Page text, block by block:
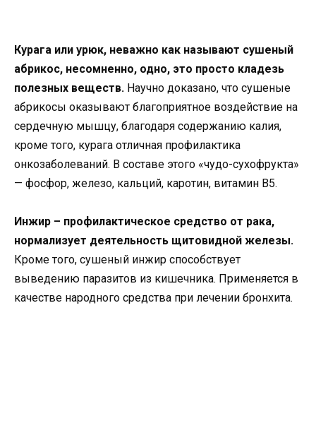
Курага или урюк, неважно как называют сушеный
абрикос, несомненно, одно, это просто кладезь
полезных веществ. Научно доказано, что сушеные
абрикосы оказывают благоприятное воздействие на
сердечную мышцу, благодаря содержанию калия,
кроме того, курага отличная профилактика
онкозаболеваний. В составе этого «чудо-сухофрукта»
— фосфор, железо, кальций, каротин, витамин В5.
Инжир – профилактическоe средство от рака,
нормализует деятельность щитовидной железы.
Кроме того, сушеный инжир способствует
выведению паразитов из кишечника. Применяется в
качестве народного средства при лечении бронхита.